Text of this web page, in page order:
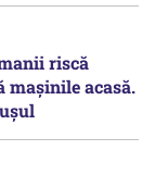
riscă
mașinile acasă.